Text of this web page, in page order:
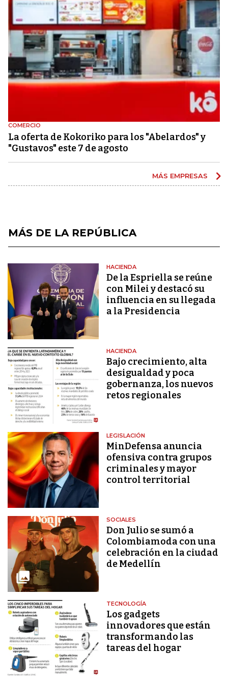
COMERCIO
La oferta de Kokoriko para los "Abelardos" y
"Gustavos" este 7 de agosto
MÁS EMPRESAS
MÁS DE LA REPÚBLICA
HACIENDA
De la Espriella se reúne
con Milei y destacó su
influencia en su llegada
a la Presidencia
HACIENDA
Bajo crecimiento, alta
desigualdad y poca
gobernanza, los nuevos
retos regionales
LEGISLACIÓN
MinDefensa anuncia
ofensiva contra grupos
criminales y mayor
control territorial
SOCIALES
Don Julio se sumó a
Colombiamoda con una
celebración en la ciudad
de Medellín
TECNOLOGÍA
Los gadgets
innovadores que están
transformando las
tareas del hogar